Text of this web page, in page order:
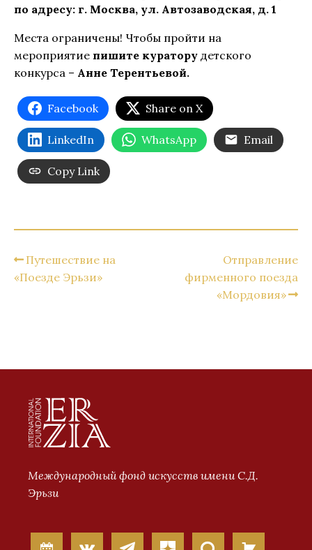
по адресу: г. Москва, ул. Автозаводская, д. 1
Места ограничены! Чтобы пройти на
мероприятие пишите куратору детского
конкурса – Анне Терентьевой.
Facebook Share on X
LinkedIn WhatsApp Email
Copy Link
Путешествие на
«Поезде Эрьзи»
Отправление
фирменного поезда
«Мордовия»
Международный фонд искусств имени С.Д.
Эрьзи